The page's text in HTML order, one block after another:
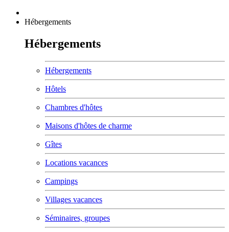
Hébergements
Hébergements
Hébergements
Hôtels
Chambres d'hôtes
Maisons d'hôtes de charme
Gîtes
Locations vacances
Campings
Villages vacances
Séminaires, groupes